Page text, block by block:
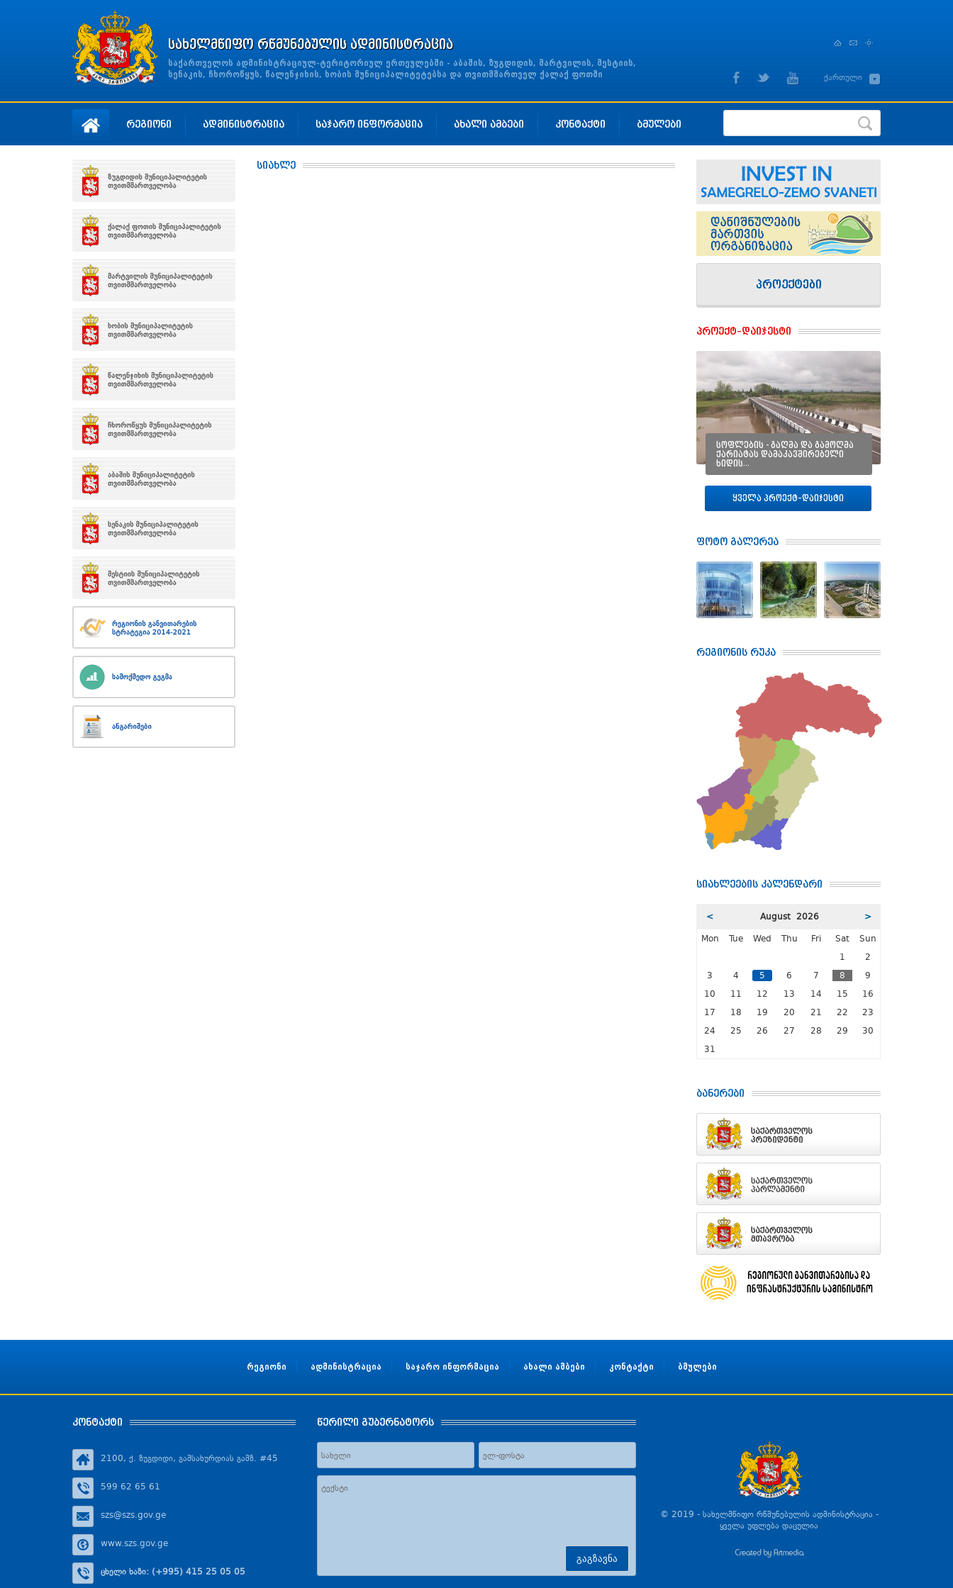
სახელმწიფო რწმუნებულის ადმინისტრაცია
საქართველოს ადმინისტრაციულ-ტერიტორიულ ერთეულებში - აბაშის, ზუგდიდის, მარტვილის, მესტიის,
სენაკის, ჩხოროწყუს, წალენჯიხის, ხობის მუნიციპალიტეტებსა და თვითმმართველ ქალაქ ფოთში
ქართული
English
რეგიონი ადმინისტრაცია საჯარო ინფორმაცია ახალი ამბები კონტაქტი ბმულები
სიახლე
პროექტ–დაიჯესტი
სოფლების - გაღმა და გამოღმა
ქარიატას დამაკავშირებელი
ხიდის…
ყველა პროექტ–დაიჯესტი
ფოტო გალერეა
რეგიონის რუკა
სიახლეების კალენდარი
< August 2026 >
Mon Tue Wed Thu Fri Sat
Sun
1
2
3
4 5 6 7 8
9
10
11 12 13 14 15
16
17
18 19 20 21 22
23
24
25 26 27 28 29
30
31
ბანერები
რეგიონი ადმინისტრაცია საჯარო ინფორმაცია ახალი ამბები კონტაქტი ბმულები
კონტაქტი
2100, ქ. ზუგდიდი, გამსახურდიას გამზ. #45
599 62 65 61
szs@szs.gov.ge
www.szs.gov.ge
ცხელი ხაზი: (+995) 415 25 05 05
წერილი გუბერნატორს
გაგზავნა
© 2019 - სახელმწიფო რწმუნებულის ადმინისტრაცია -
ყველა უფლება დაცულია